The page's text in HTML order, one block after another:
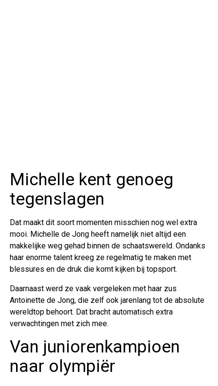
Michelle kent genoeg
tegenslagen
Dat maakt dit soort momenten misschien nog wel extra
mooi. Michelle de Jong heeft namelijk niet altijd een
makkelijke weg gehad binnen de schaatswereld. Ondanks
haar enorme talent kreeg ze regelmatig te maken met
blessures en de druk die komt kijken bij topsport.
Daarnaast werd ze vaak vergeleken met haar zus
Antoinette de Jong, die zelf ook jarenlang tot de absolute
wereldtop behoort. Dat bracht automatisch extra
verwachtingen met zich mee.
Van juniorenkampioen
naar olympiër